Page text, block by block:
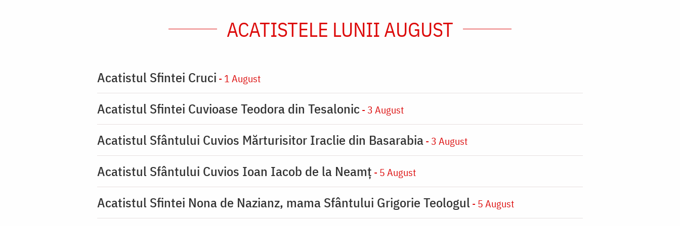
ACATISTELE LUNII AUGUST
Acatistul Sfintei Cruci - 1 August
Acatistul Sfintei Cuvioase Teodora din Tesalonic - 3 August
Acatistul Sfântului Cuvios Mărturisitor Iraclie din Basarabia- 3 August
Acatistul Sfântului Cuvios Ioan Iacob de la Neamț - 5 August
Acatistul Sfintei Nona de Nazianz, mama Sfântului Grigorie Teologul - 5 August